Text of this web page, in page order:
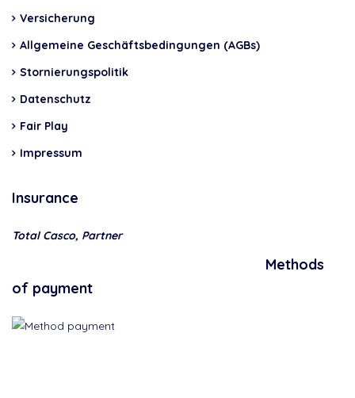
Versicherung
Allgemeine Geschäftsbedingungen (AGBs)
Stornierungspolitik
Datenschutz
Fair Play
Impressum
Insurance
Total Casco, Partner
Methods
of payment